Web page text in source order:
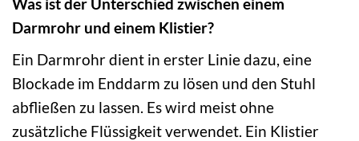
Darmrohr und einem Klistier?
Ein Darmrohr dient in erster Linie dazu, eine
Blockade im Enddarm zu lösen und den Stuhl
abfließen zu lassen. Es wird meist ohne
zusätzliche Flüssigkeit verwendet. Ein Klistier